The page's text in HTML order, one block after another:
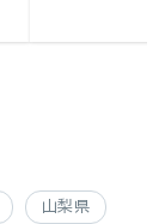
山梨県